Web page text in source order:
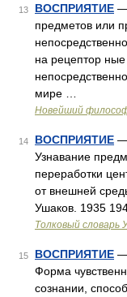
13 ВОСПРИЯТИЕ —
предметов или
на рецептор ные
мире …
Новейший
14 ВОСПРИЯТИЕ —
Узнавание
переработки
от внешней
Ушаков. 1935
Толковый словарь
15 ВОСПРИЯТИЕ —
Форма
сознании,